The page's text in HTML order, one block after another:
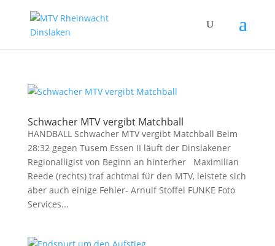
Schwacher MTV vergibt Matchball
HANDBALL Schwacher MTV vergibt Matchball Beim
28:32 gegen Tusem Essen II läuft der Dinslakener
Regionalligist von Beginn an hinterher Maximilian
Reede (rechts) traf achtmal für den MTV, leistete sich
aber auch einige Fehler- Arnulf Stoffel FUNKE Foto
Services...